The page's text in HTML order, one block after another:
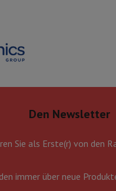
Den Newsletter
Sie als Erste(r) von den
immer über neue